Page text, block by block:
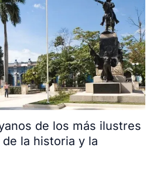
de los más ilustres
la historia y la